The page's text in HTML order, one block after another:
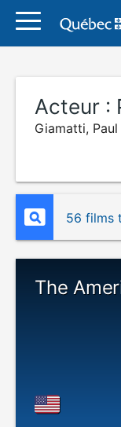
Acteur :
Giamatti, Paul
56 films
The